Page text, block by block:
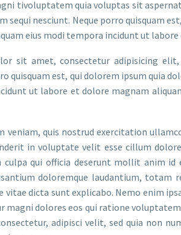
tivoluptatem quia voluptas sit
sequi nesciunt. Neque porro quisquam
eius modi tempora incidunt ut
sit amet, consectetur adipisicing
quisquam est, qui dolorem ipsum quia
ut labore et dolore magnam
veniam, quis nostrud exercitation
in voluptate velit esse cillum
qui officia deserunt mollit anim
doloremque laudantium, totam
vitae dicta sunt explicabo. Nemo enim
magni dolores eos qui ratione
adipisci velit, sed quia non